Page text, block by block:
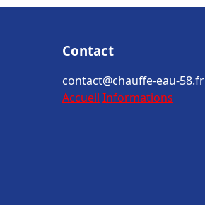
Contact
contact@chauffe-eau-58.fr
Accueil Informations